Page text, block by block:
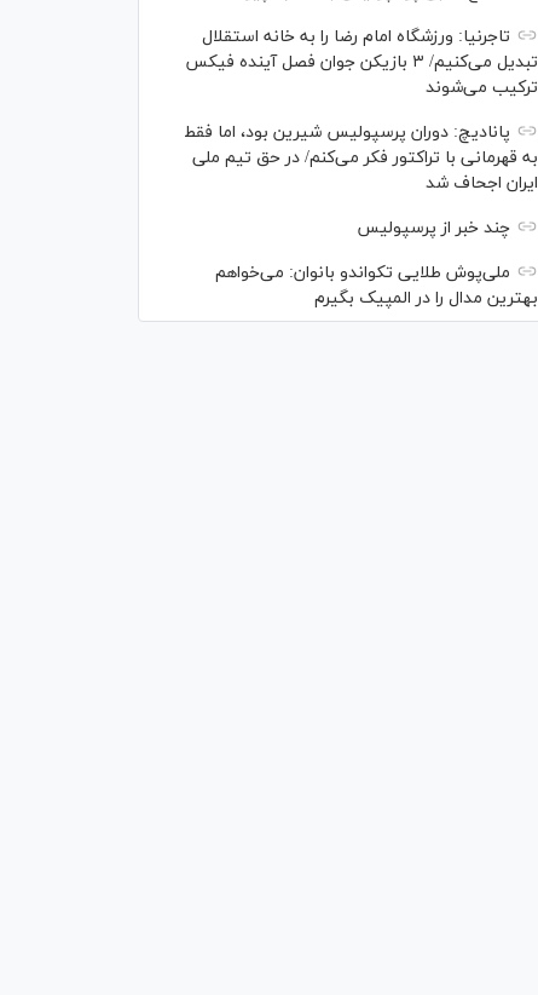
تاجرنیا: ورزشگاه امام رضا را به خانه استقلال
تبدیل می‌کنیم/ ۳ بازیکن جوان فصل آینده فیکس
ترکیب می‌شوند
پانادیچ: دوران پرسپولیس شیرین بود، اما فقط
به قهرمانی با تراکتور فکر می‌کنم/ در حق تیم ملی
ایران اجحاف شد
چند خبر از پرسپولیس
ملی‌پوش‌ طلایی تکواندو بانوان: می‌خواهم
بهترین مدال را در المپیک بگیرم